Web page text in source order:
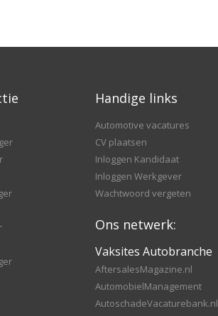
Handige links
Automotive vacatures
CV plaatsen
Inloggen Kandidaat
Inloggen Werkgever
Wachtwoord vergeten
Ons netwerk:
Vaksites Autobranche
AftersalesMagazine.nl
AutomobielManagement
AutoschadeVacaturebank.nl